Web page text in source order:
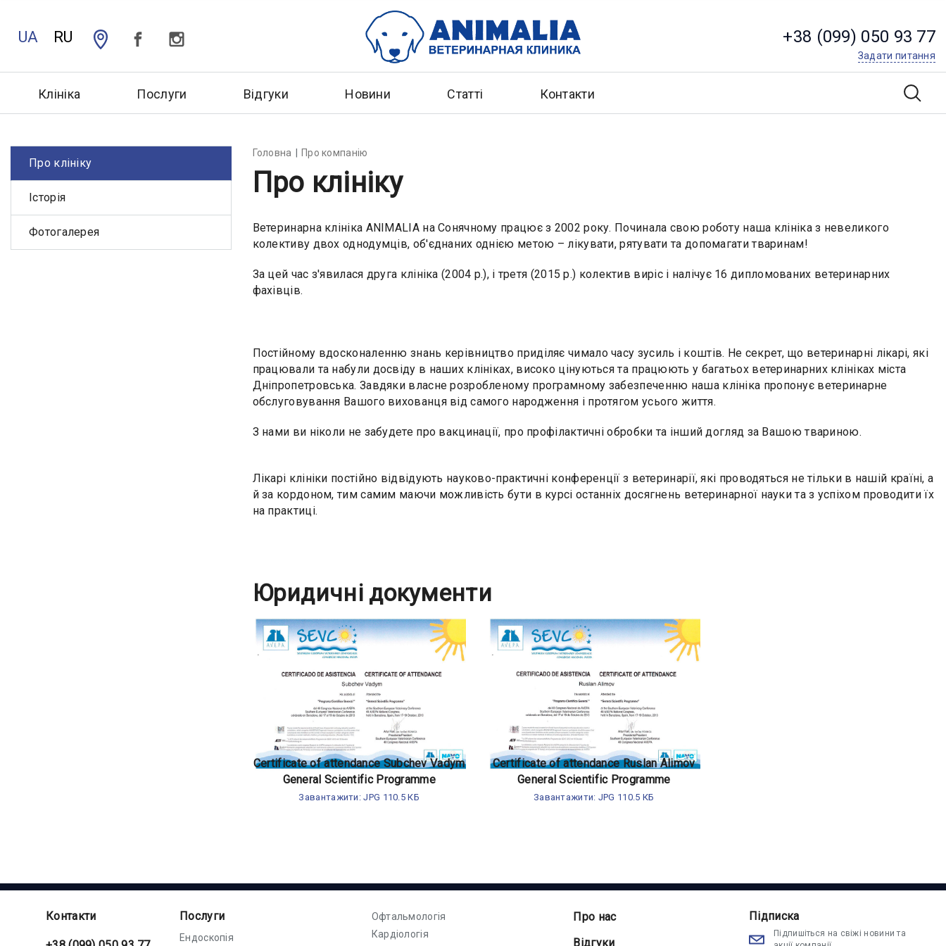
UA RU +38 (099) 050 93 77
Задати питання
Клініка Послуги Відгуки Новини Статті Контакти
Головна Про компанію
Про клініку
Ветеринарна клініка ANIMALIA на Сонячному працює з 2002 року. Починала свою роботу наша клініка з невеликого
колективу двох однодумців, об'єднаних однією метою – лікувати, рятувати та допомагати тваринам!
За цей час з'явилася друга клініка (2004 р.), і третя (2015 р.) колектив виріс і налічує 16 дипломованих ветеринарних
фахівців.
Постійному вдосконаленню знань керівництво приділяє чимало часу зусиль і коштів. Не секрет, що ветеринарні лікарі, які
працювали та набули досвіду в наших клініках, високо цінуються та працюють у багатьох ветеринарних клініках міста
Дніпропетровська. Завдяки власне розробленому програмному забезпеченню наша клініка пропонує ветеринарне
обслуговування Вашого вихованця від самого народження і протягом усього життя.
З нами ви ніколи не забудете про вакцинації, про профілактичні обробки та інший догляд за Вашою твариною.
Лікарі клініки постійно відвідують науково-практичні конференції з ветеринарії, які проводяться не тільки в нашій країні, а
й за кордоном, тим самим маючи можливість бути в курсі останніх досягнень ветеринарної науки та з успіхом проводити їх
на практиці.
Юридичні документи
Certificate of attendance Subchev Vadym
General Scientific Programme
Завантажити: JPG 110.5 КБ
Certificate of attendance Ruslan Alimov
General Scientific Programme
Завантажити: JPG 110.5 КБ
Про клініку
Історія
Фотогалерея
Контакти Підписка
Підпишіться на свіжі новини та
Послуги
Ендоскопія
Офтальмологія
Кардіологія
Про нас
Відгуки